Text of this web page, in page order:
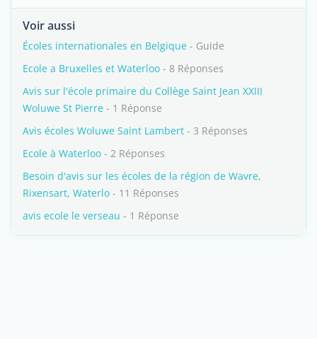
Voir aussi
Écoles internationales en Belgique - Guide
Ecole a Bruxelles et Waterloo - 8 Réponses
Avis sur l'école primaire du Collège Saint Jean XXIII
Woluwe St Pierre - 1 Réponse
Avis écoles Woluwe Saint Lambert - 3 Réponses
Ecole à Waterloo - 2 Réponses
Besoin d'avis sur les écoles de la région de Wavre,
Rixensart, Waterlo - 11 Réponses
avis ecole le verseau - 1 Réponse